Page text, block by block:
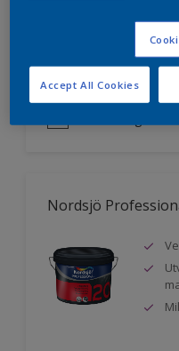
Nordsjö
Accept All Cookies